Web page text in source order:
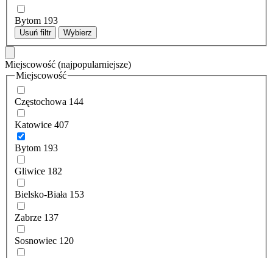
Bytom 193
Usuń filtr Wybierz
Miejscowość (najpopularniejsze)
Miejscowość
Częstochowa 144
Katowice 407
Bytom 193
Gliwice 182
Bielsko-Biała 153
Zabrze 137
Sosnowiec 120